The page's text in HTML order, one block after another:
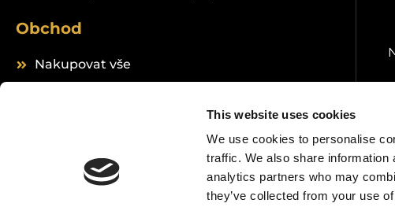
This website uses cookies
We use cookies to personalise
traffic. We also share
analytics partners who may
they’ve collected from your use
Obchod
Nakupovat vše